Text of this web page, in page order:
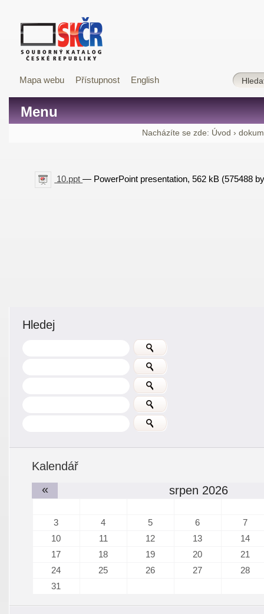
Mapa webu Přístupnost English
Menu
Nacházíte se zde: Úvod ›
10.ppt— PowerPoint presentation, 562 kB (575488
Hledej
Kalendář
«
srpen 2026
3 4 5 6
7
10
11 12 13
14
17
18 19 20
21
24
25 26 27
28
31